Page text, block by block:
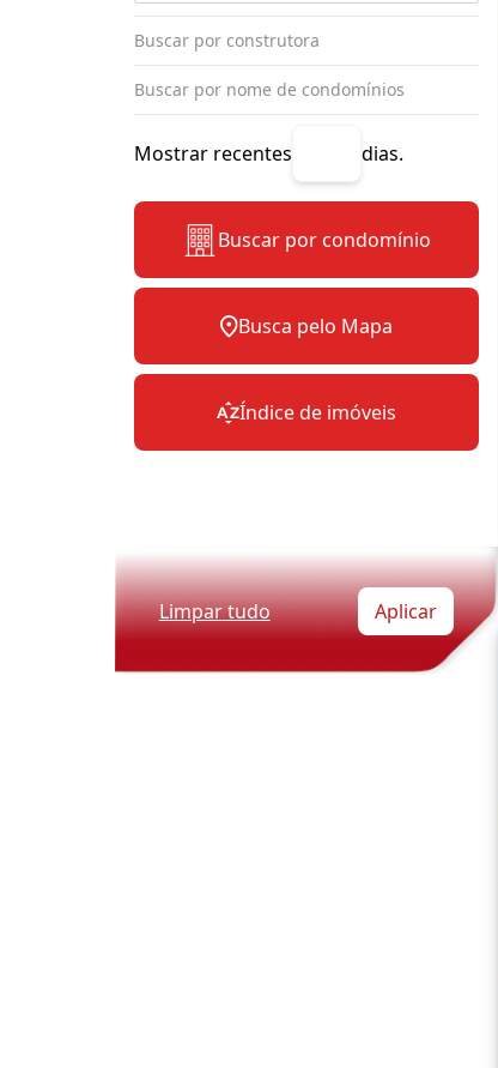
Mostrar recentes dias.
Buscar por condomínio
Busca pelo Mapa
Índice de imóveis
Limpar tudo Aplicar